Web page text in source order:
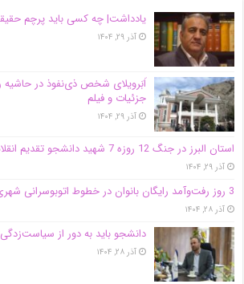
یادداشت| ‌چه کسی باید پرچم
آذر ۲۹, ۱۴۰۴
اَبَر‌ویلای شخص ذی‌نفوذ در
جزئیات و فیلم
آذر ۲۹, ۱۴۰۴
استان البرز در جنگ 12 روزه 7 شهید دانشجو تقدیم انقلاب کرد
آذر ۲۹, ۱۴۰۴
3 روز رفت‌وآمد رایگان بانوان در خطوط اتوبوسرانی شهری کرج
آذر ۲۸, ۱۴۰۴
دانشجو باید به دور از
آذر ۲۸, ۱۴۰۴